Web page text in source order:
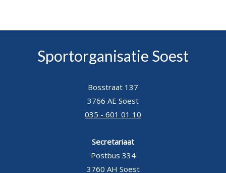
Sportorganisatie Soest
Bosstraat 137
3766 AE Soest
035 - 601 01 10
Secretariaat
Postbus 334
3760 AH Soest